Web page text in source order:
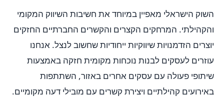
השוק הישראלי מאפיין במיוחד את חשיבות השיווק המקומי
והקהילתי. המרחקים הקצרים והקשרים החברתיים החזקים
יוצרים הזדמנויות שיווקיות ייחודיות שחשוב לנצל. אנחנו
עוזרים לעסקים לבנות נוכחות מקומית חזקה באמצעות
שיתופי פעולה עם עסקים אחרים באזור, השתתפות
באירועים קהילתיים ויצירת קשרים עם מובילי דעה מקומיים.